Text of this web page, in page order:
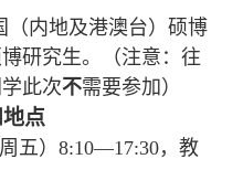
（内地及港澳台）硕博
研究生。（注意：往
此次不需要参加）
点
五）8:10—17:30，教